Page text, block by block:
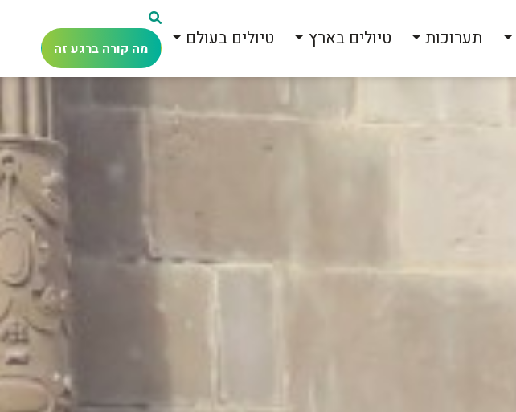
תערוכות טיולים בארץ טיולים בעולם מה קורה ברגע זה